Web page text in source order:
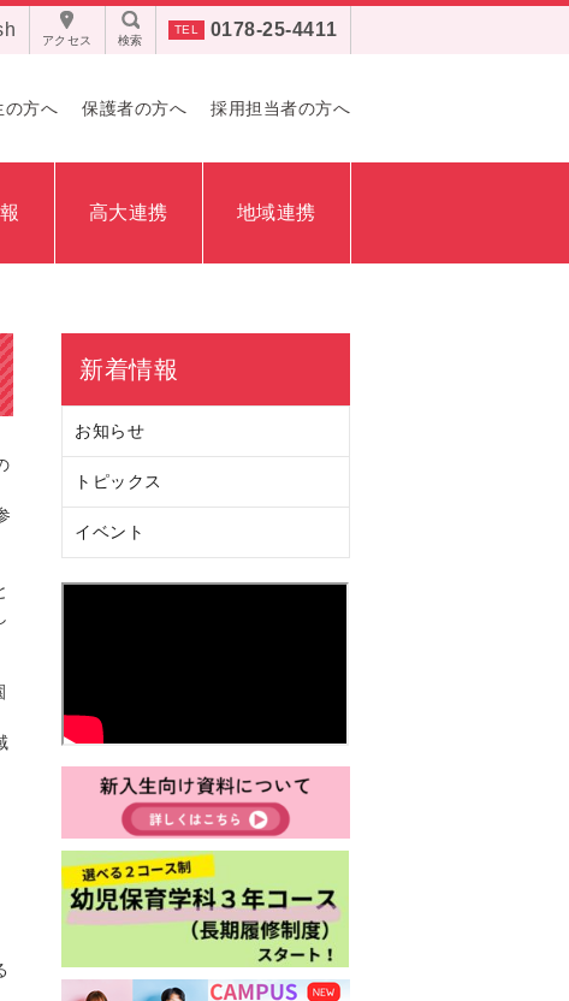
0178-25-4411
検索
アクセス
の方へ 保護者の方へ 採用担当者の方へ
高大連携 地域連携
新着情報
お知らせ
トピックス
イベント